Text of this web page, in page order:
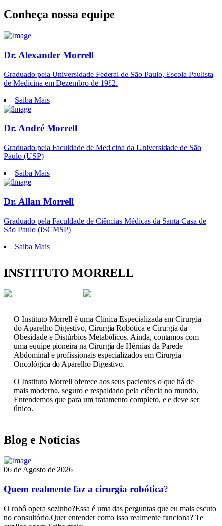
Conheça nossa equipe
Dr. Alexander Morrell
Graduado pela Universidade Federal de São Paulo, Escola Paulista
de Medicina em Dezembro de 1982.
Saiba Mais
Dr. André Morrell
Graduado pela Faculdade de Medicina da Universidade de São
Paulo (USP)
Saiba Mais
Dr. Allan Morrell
Graduado pela Faculdade de Ciências Médicas da Santa Casa de
São Paulo (ISCMSP)
Saiba Mais
INSTITUTO MORRELL
O Instituto Morrell é uma Clínica Especializada em Cirurgia
do Aparelho Digestivo, Cirurgia Robótica e Cirurgia da
Obesidade e Distúrbios Metabólicos. Ainda, contamos com
uma equipe pioneira na Cirurgia de Hérnias da Parede
Abdominal e profissionais especializados em Cirurgia
Oncológica do Aparelho Digestivo.
O Instituto Morrell oferece aos seus pacientes o que há de
mais moderno, seguro e respaldado pela ciência no mundo.
Entendemos que para um tratamento completo, ele deve ser
único.
Blog e Notícias
06 de Agosto de 2026
Quem realmente faz a cirurgia robótica?
O robô opera sozinho?Essa é uma das perguntas que eu mais escuto
no consultório.Quer entender como isso realmente funciona? Te